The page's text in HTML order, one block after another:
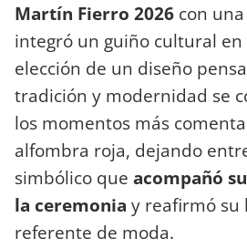
Martín Fierro 2026 con
integró un guiño cultural en
elección de un diseño
tradición y modernidad se
los momentos más
alfombra roja, dejando
simbólico que acompañó
la ceremonia y reafirmó su
referente de moda.